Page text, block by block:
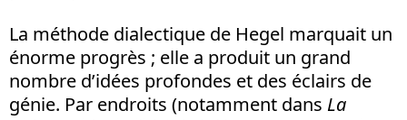
La méthode dialectique de Hegel marquait un
énorme progrès ; elle a produit un grand
nombre d’idées profondes et des éclairs de
génie. Par endroits (notamment dans La